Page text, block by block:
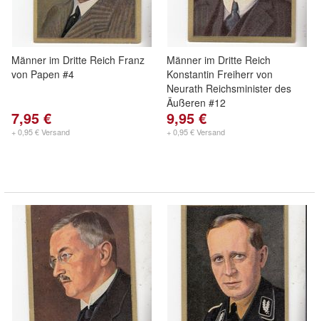
Männer im Dritte Reich Franz
von Papen #4
7,95 €
+ 0,95 € Versand
Männer im Dritte Reich
Konstantin Freiherr von
Neurath Reichsminister des
Äußeren #12
9,95 €
+ 0,95 € Versand